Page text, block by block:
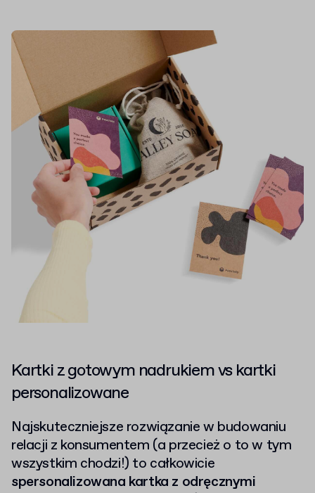
Kartki z gotowym nadrukiem vs kartki
personalizowane
Najskuteczniejsze rozwiązanie w budowaniu
relacji z konsumentem (a przecież o to w tym
wszystkim chodzi!) to całkowicie
spersonalizowana kartka z odręcznymi